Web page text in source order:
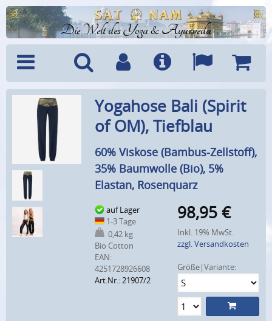
Die Welt des Yoga & Ayurveda
Menü SucheBenutzerkonto
Info Sprachen
Yogahose Bali (Spirit
of OM), Tiefblau
60% Viskose (Bambus-Zellstoff),
35% Baumwolle (Bio), 5%
Elastan, Rosenquarz
auf Lager
1-3 Tage
0,42 kg
Bio Cotton
EAN:
4251728926608
Art.Nr.: 21907/2
98,95 €
Inkl. 19% MwSt.
zzgl. Versandkosten
Größe|Variante: